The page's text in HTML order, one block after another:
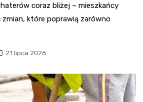
coraz bliżej – mieszkańcy
które poprawią zarówno
21 lipca 2026